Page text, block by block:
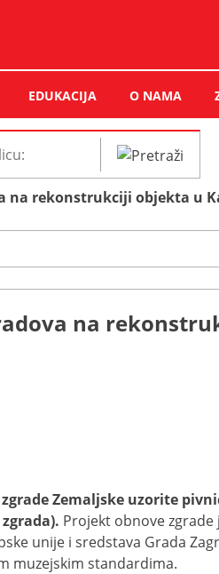
EDUKACIJA O NAMA
na rekonstrukciji objekta u
na
Zemaljske uzorite
Projekt obnove
unije i sredstava Grada
muzejskim standardima.